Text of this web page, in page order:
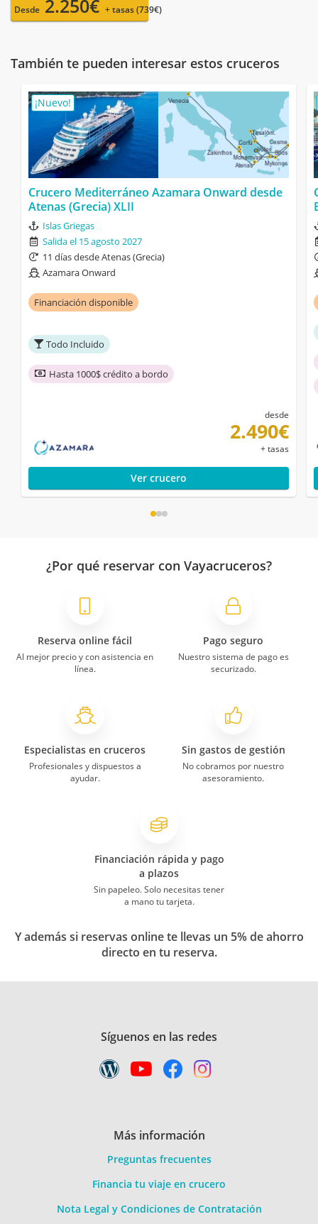
Desde 2.250€ + tasas (739€)
También te pueden interesar estos cruceros
¡Nuevo!
Crucero Mediterráneo Azamara Onward desde
Atenas (Grecia) XLII
Islas Griegas
Salida el 15 agosto 2027
11 días desde Atenas (Grecia)
Azamara Onward
Financiación disponible
Todo Incluido
Hasta 1000$ crédito a bordo
desde
2.490€
+ tasas
Ver crucero
¿Por qué reservar con Vayacruceros?
Reserva online fácil
Al mejor precio y con asistencia en
línea.
Pago seguro
Nuestro sistema de pago es
securizado.
Especialistas en cruceros
Profesionales y dispuestos a
ayudar.
Sin gastos de gestión
No cobramos por nuestro
asesoramiento.
Financiación rápida y pago
a plazos
Sin papeleo. Solo necesitas tener
a mano tu tarjeta.
Y además si reservas online te llevas un 5% de ahorro
directo en tu reserva.
Síguenos en las redes
Más información
Preguntas frecuentes
Financia tu viaje en crucero
Nota Legal y Condiciones de Contratación